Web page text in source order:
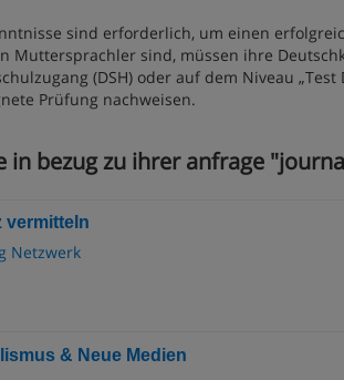
sind erforderlich, um einen
Muttersprachler sind, müssen ihre
(DSH) oder auf dem Niveau „Test
Prüfung nachweisen.
in bezug zu ihrer anfrage
vermitteln
Netzwerk
& Neue Medien